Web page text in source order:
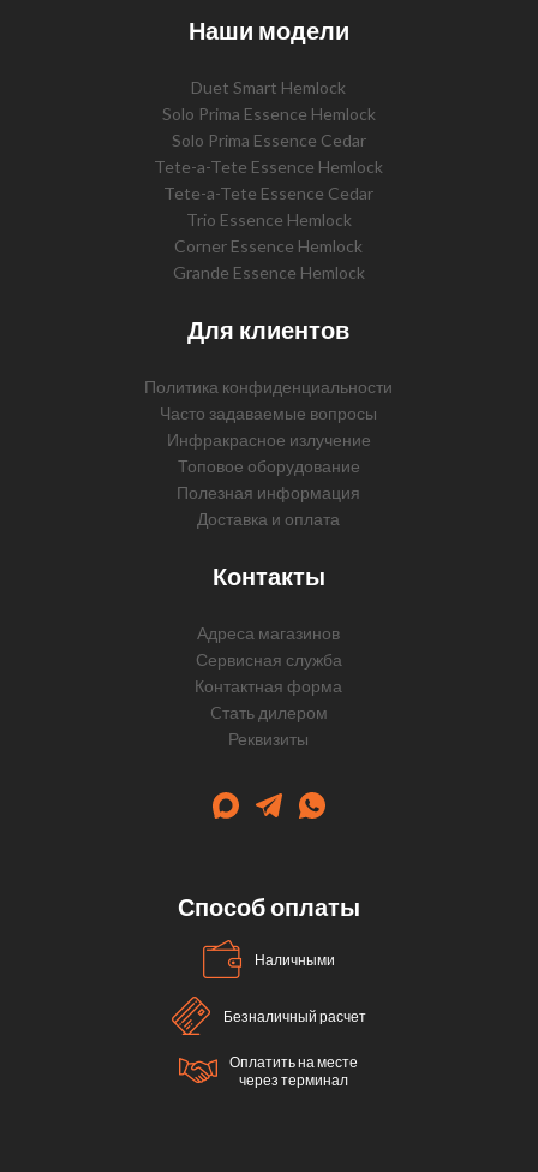
Наши модели
Duet Smart Hemlock
Solo Prima Essence Hemlock
Solo Prima Essence Cedar
Tete-a-Tete Essence Hemlock
Tete-a-Tete Essence Cedar
Trio Essence Hemlock
Corner Essence Hemlock
Grande Essence Hemlock
Для клиентов
Политика конфиденциальности
Часто задаваемые вопросы
Инфракрасное излучение
Топовое оборудование
Полезная информация
Доставка и оплата
Контакты
Адреса магазинов
Сервисная служба
Контактная форма
Cтать дилером
Реквизиты
Способ оплаты
Наличными
Безналичный расчет
Оплатить на месте
через терминал